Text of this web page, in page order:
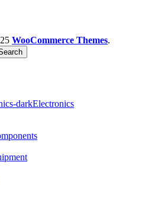
WooCommerce Themes.
Electronics